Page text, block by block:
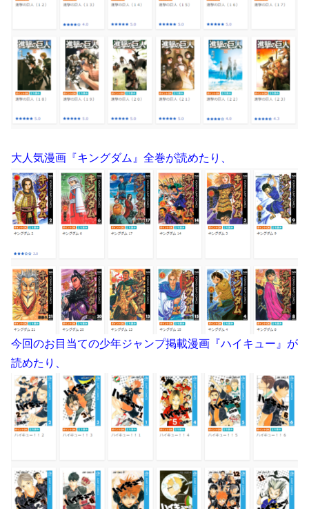
大人気漫画『キングダム』全巻が読めたり、
今回のお目当ての少年ジャンプ掲載漫画『ハイキュー』が
読めたり、